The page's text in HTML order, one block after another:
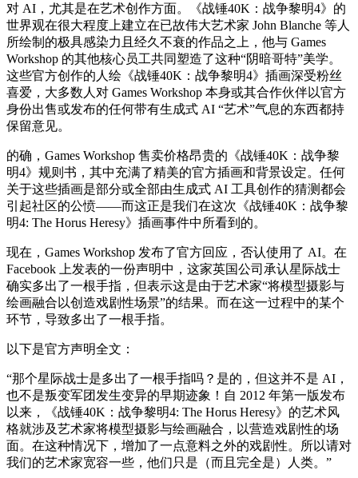
对 AI，尤其是在艺术创作方面。《战锤40K：战争黎明4》的
世界观在很大程度上建立在已故伟大艺术家 John Blanche 等人
所绘制的极具感染力且经久不衰的作品之上，他与 Games
Workshop 的其他核心员工共同塑造了这种“阴暗哥特”美学。
这些官方创作的人绘《战锤40K：战争黎明4》插画深受粉丝
喜爱，大多数人对 Games Workshop 本身或其合作伙伴以官方
身份出售或发布的任何带有生成式 AI “艺术”气息的东西都持
保留意见。
的确，Games Workshop 售卖价格昂贵的《战锤40K：战争黎
明4》规则书，其中充满了精美的官方插画和背景设定。任何
关于这些插画是部分或全部由生成式 AI 工具创作的猜测都会
引起社区的公愤——而这正是我们在这次《战锤40K：战争黎
明4: The Horus Heresy》插画事件中所看到的。
现在，Games Workshop 发布了官方回应，否认使用了 AI。在
Facebook 上发表的一份声明中，这家英国公司承认星际战士
确实多出了一根手指，但表示这是由于艺术家“将模型摄影与
绘画融合以创造戏剧性场景”的结果。而在这一过程中的某个
环节，导致多出了一根手指。
以下是官方声明全文：
“那个星际战士是多出了一根手指吗？是的，但这并不是 AI，
也不是叛变军团发生变异的早期迹象！自 2012 年第一版发布
以来，《战锤40K：战争黎明4: The Horus Heresy》的艺术风
格就涉及艺术家将模型摄影与绘画融合，以营造戏剧性的场
面。在这种情况下，增加了一点意料之外的戏剧性。所以请对
我们的艺术家宽容一些，他们只是（而且完全是）人类。”